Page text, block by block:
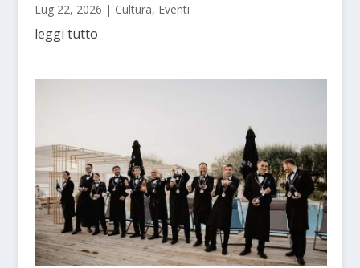
Lug 22, 2026 | Cultura, Eventi
leggi tutto